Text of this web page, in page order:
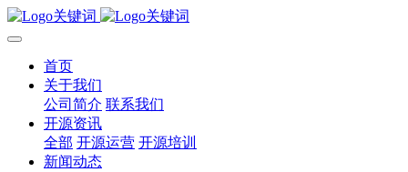
首页
关于我们
公司简介 联系我们
开源资讯
全部 开源运营 开源培训
新闻动态